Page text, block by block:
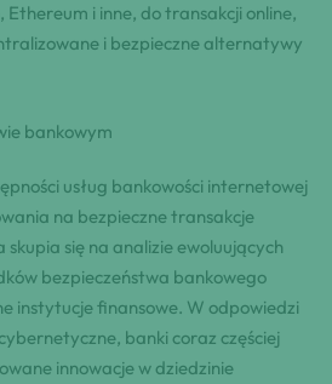
Ethereum i inne, do transakcji online,
i bezpieczne alternatywy
bankowym
usług bankowości internetowej
na bezpieczne transakcje
się na analizie ewoluujących
bezpieczeństwa bankowego
instytucje finansowe. W odpowiedzi
banki coraz częściej
innowacje w dziedzinie